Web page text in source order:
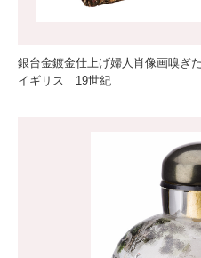
銀台金鍍金仕上げ婦人肖像画嗅ぎ
イギリス 19世紀